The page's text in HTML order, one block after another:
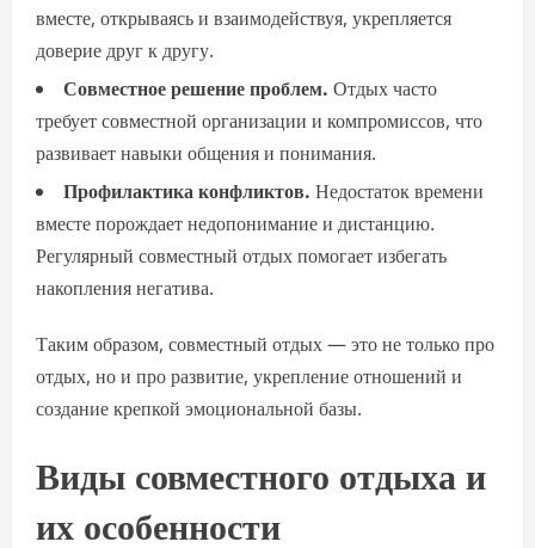
вместе, открываясь и взаимодействуя, укрепляется
доверие друг к другу.
Совместное решение проблем. Отдых часто
требует совместной организации и компромиссов, что
развивает навыки общения и понимания.
Профилактика конфликтов. Недостаток времени
вместе порождает недопонимание и дистанцию.
Регулярный совместный отдых помогает избегать
накопления негатива.
Таким образом, совместный отдых — это не только про
отдых, но и про развитие, укрепление отношений и
создание крепкой эмоциональной базы.
Виды совместного отдыха и
их особенности